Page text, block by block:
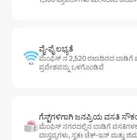
ವೈ-ಫೈ ಲಭ್ಯತೆ
ಮೆಂಫಿಸ್ ನ 2,520 ರಜಾದಿನದ ಬಾಡಿಗೆ
ಪ್ರವೇಶವನ್ನು ಒಳಗೊಂಡಿವೆ
ಗೆಸ್ಟ್‌ಗಳಿಗಾಗಿ ಜನಪ್ರಿಯ ವಸತಿ
ಮೆಂಫಿಸ್ ನಗರದಲ್ಲಿನ ಬಾಡಿಗೆ
ವಾಸ್ತವ್ಯಗಳು, ಸ್ವತಃ ಚೆಕ್-ಇನ್ ಮತ್ತು ಜಿಮ್